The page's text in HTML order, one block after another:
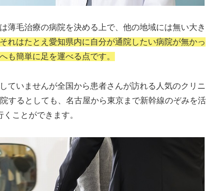
薄毛治療の病院を決める上で、他の地域には無い大き
それはたとえ愛知県内に自分が通院したい病院が無かっ
も簡単に足を運べる点です。
ていませんが全国から患者さんが訪れる人気のクリニ
するとしても、名古屋から東京まで新幹線のぞみを活
ことができます。